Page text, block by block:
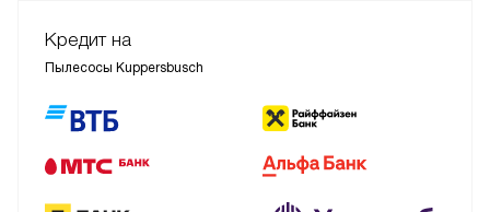
Кредит на
Пылесосы Kuppersbusch